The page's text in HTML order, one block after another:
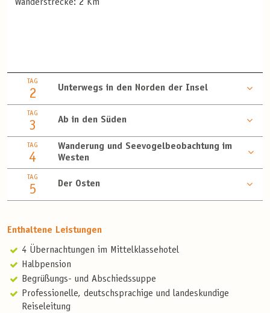
Wanderstrecke: 2 Km
TAG
2 Unterwegs in den Norden der Insel
TAG
3 Ab in den Süden
TAG
4
Wanderung und Seevogelbeobachtung im
Westen
TAG
5 Der Osten
Enthaltene Leistungen
4 Übernachtungen im Mittelklassehotel
Halbpension
Begrüßungs- und Abschiedssuppe
Professionelle, deutschsprachige und landeskundige
Reiseleitung